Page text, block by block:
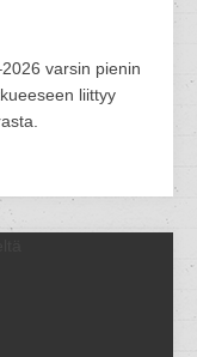
varsin pienin
liittyy